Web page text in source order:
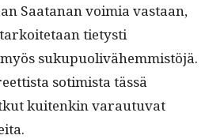
Saatanan voimia vas­taan,
tietysti
sukupuo­livähem­mistöjä.
sotimista tässä
kuitenkin varautu­vat